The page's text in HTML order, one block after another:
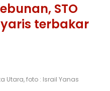
STO
terbakar
Utara, foto : Israil Yanas